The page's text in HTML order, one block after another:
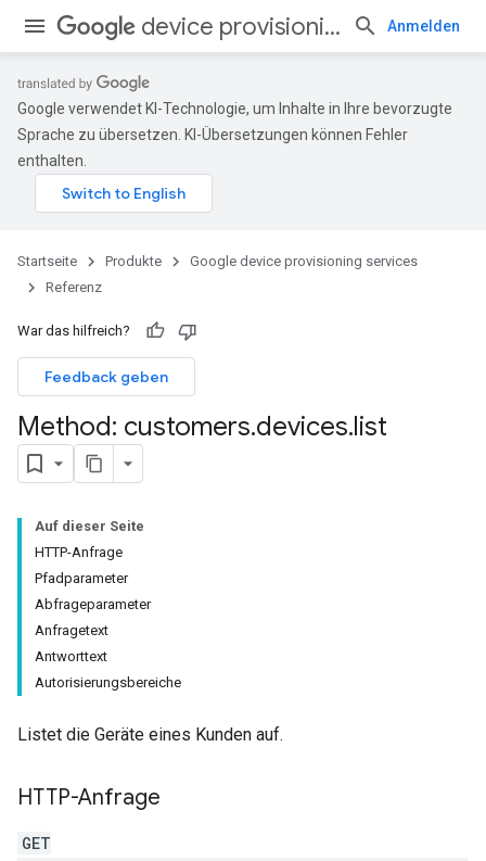
device provisioning services Anmelden
Google verwendet KI-Technologie, um Inhalte in Ihre bevorzugte
Sprache zu übersetzen. KI-Übersetzungen können Fehler
enthalten.
Startseite Produkte
Google device provisioning services
Referenz
War das hilfreich?
Feedback geben
Method: customers.devices.list
Auf dieser Seite
HTTP-Anfrage
Pfadparameter
Abfrageparameter
Anfragetext
Antworttext
Autorisierungsbereiche
Listet die Geräte eines Kunden auf.
HTTP-Anfrage
GET